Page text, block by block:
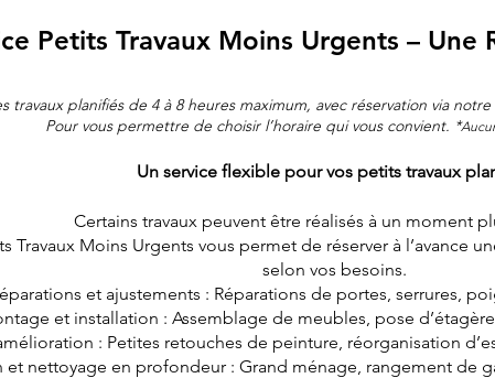
Petits Travaux Moins Urgents – Une
travaux planifiés de 4 à 8 heures maximum, avec réservation via
Pour vous permettre de choisir l’horaire qui vous convient. *
Un service flexible pour vos petits travaux
Certains travaux peuvent être réalisés à un moment
Travaux Moins Urgents vous permet de réserver à l’avance
selon vos besoins.
et ajustements : Réparations de portes, serrures,
et installation : Assemblage de meubles, pose
: Petites retouches de peinture, réorganisation
et nettoyage en profondeur : Grand ménage, rangement de